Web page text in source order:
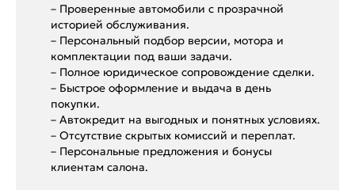
– Проверенные автомобили с прозрачной
историей обслуживания.
– Персональный подбор версии, мотора и
комплектации под ваши задачи.
– Полное юридическое сопровождение сделки.
– Быстрое оформление и выдача в день
покупки.
– Автокредит на выгодных и понятных условиях.
– Отсутствие скрытых комиссий и переплат.
– Персональные предложения и бонусы
клиентам салона.